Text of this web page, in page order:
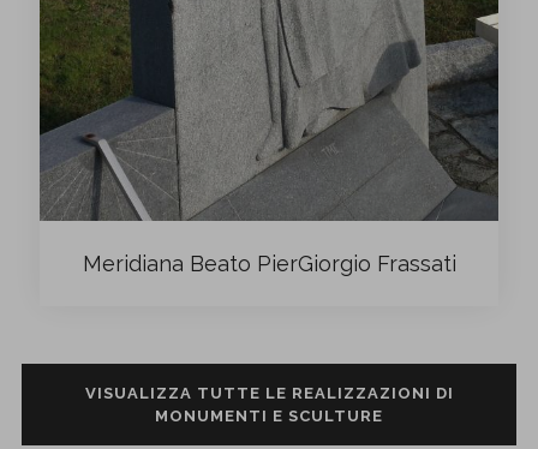
Meridiana Beato PierGiorgio Frassati
VISUALIZZA TUTTE LE REALIZZAZIONI DI
MONUMENTI E SCULTURE